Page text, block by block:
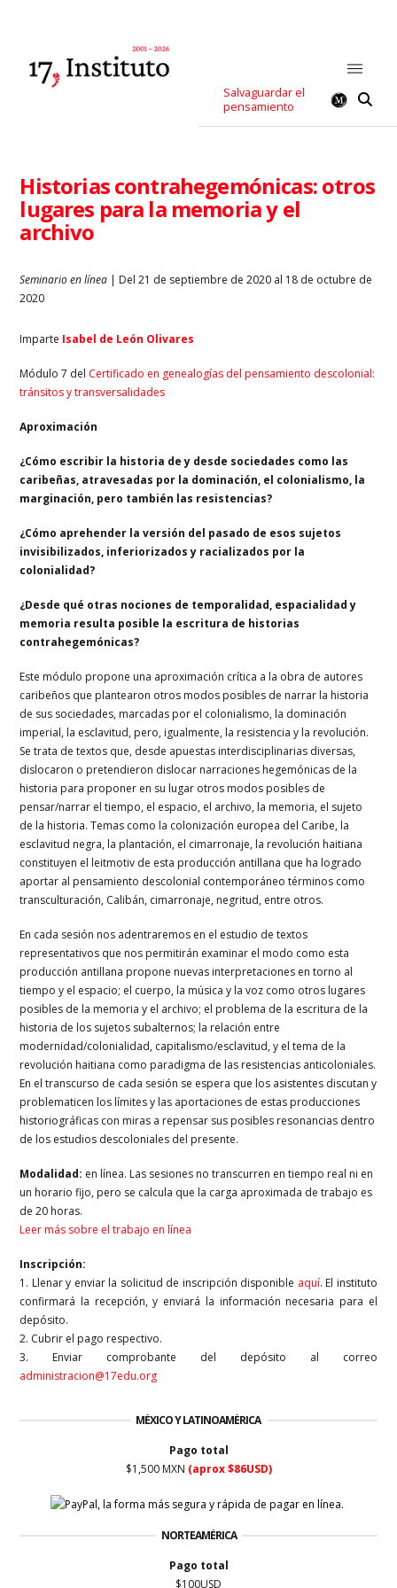
Salvaguardar el
pensamiento
Historias contrahegemónicas: otros
lugares para la memoria y el
archivo
Seminario en línea | Del 21 de septiembre de 2020 al 18 de octubre de
2020
Imparte Isabel de León Olivares
Módulo 7 del Certificado en genealogías del pensamiento descolonial:
tránsitos y transversalidades
Aproximación
¿Cómo escribir la historia de y desde sociedades como las
caribeñas, atravesadas por la dominación, el colonialismo, la
marginación, pero también las resistencias?
¿Cómo aprehender la versión del pasado de esos sujetos
invisibilizados, inferiorizados y racializados por la
colonialidad?
¿Desde qué otras nociones de temporalidad, espacialidad y
memoria resulta posible la escritura de historias
contrahegemónicas?
Este módulo propone una aproximación crítica a la obra de autores
caribeños que plantearon otros modos posibles de narrar la historia
de sus sociedades, marcadas por el colonialismo, la dominación
imperial, la esclavitud, pero, igualmente, la resistencia y la revolución.
Se trata de textos que, desde apuestas interdisciplinarias diversas,
dislocaron o pretendieron dislocar narraciones hegemónicas de la
historia para proponer en su lugar otros modos posibles de
pensar/narrar el tiempo, el espacio, el archivo, la memoria, el sujeto
de la historia. Temas como la colonización europea del Caribe, la
esclavitud negra, la plantación, el cimarronaje, la revolución haitiana
constituyen el leitmotiv de esta producción antillana que ha logrado
aportar al pensamiento descolonial contemporáneo términos como
transculturación, Calibán, cimarronaje, negritud, entre otros.
En cada sesión nos adentraremos en el estudio de textos
representativos que nos permitirán examinar el modo como esta
producción antillana propone nuevas interpretaciones en torno al
tiempo y el espacio; el cuerpo, la música y la voz como otros lugares
posibles de la memoria y el archivo; el problema de la escritura de la
historia de los sujetos subalternos; la relación entre
modernidad/colonialidad, capitalismo/esclavitud, y el tema de la
revolución haitiana como paradigma de las resistencias anticoloniales.
En el transcurso de cada sesión se espera que los asistentes discutan y
problematicen los límites y las aportaciones de estas producciones
historiográficas con miras a repensar sus posibles resonancias dentro
de los estudios descoloniales del presente.
Modalidad: en línea. Las sesiones no transcurren en tiempo real ni en
un horario fijo, pero se calcula que la carga aproximada de trabajo es
de 20 horas.
Leer más sobre el trabajo en línea
Inscripción:
1. Llenar y enviar la solicitud de inscripción disponible aquí. El instituto
confirmará la recepción, y enviará la información necesaria para el
depósito.
2. Cubrir el pago respectivo.
3. Enviar comprobante del depósito al correo
administracion@17edu.org
MÉXICO Y LATINOAMÉRICA
Pago total
$1,500 MXN (aprox $86USD)
NORTEAMÉRICA
Pago total
$100USD